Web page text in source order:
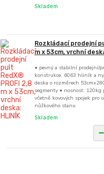
Skladem
Rozkládací prodejní
m x 53cm, vrchní
• pevný a stabilní prodejní/
konstrukce, 6063 hliník a
deska o rozměrech
segmenty • nosnost:
včetně kovových spojek pro
nůžkového stanu
Skladem